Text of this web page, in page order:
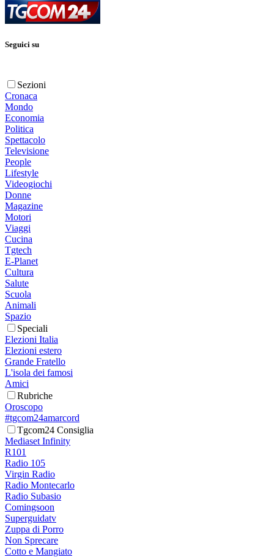
Seguici su
Sezioni
Cronaca
Mondo
Economia
Politica
Spettacolo
Televisione
People
Lifestyle
Videogiochi
Donne
Magazine
Motori
Viaggi
Cucina
Tgtech
E-Planet
Cultura
Salute
Scuola
Animali
Spazio
Speciali
Elezioni Italia
Elezioni estero
Grande Fratello
L'isola dei famosi
Amici
Rubriche
Oroscopo
#tgcom24amarcord
Tgcom24 Consiglia
Mediaset Infinity
R101
Radio 105
Virgin Radio
Radio Montecarlo
Radio Subasio
Comingsoon
Superguidatv
Zuppa di Porro
Non Sprecare
Cotto e Mangiato